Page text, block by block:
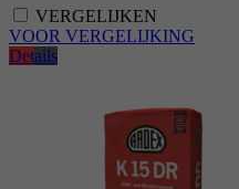
VERGELIJKEN
VOOR VERGELIJKING
Details